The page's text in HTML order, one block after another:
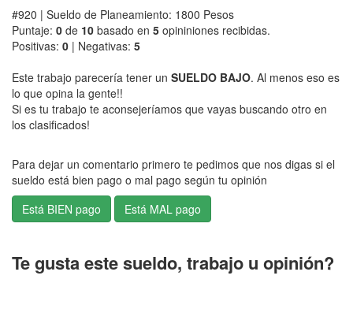
#920 | Sueldo de Planeamiento: 1800 Pesos
Puntaje: 0 de 10 basado en 5 opininiones recibidas.
Positivas: 0 | Negativas: 5
Este trabajo parecería tener un SUELDO BAJO. Al menos eso es
lo que opina la gente!!
Si es tu trabajo te aconsejeríamos que vayas buscando otro en
los clasificados!
Para dejar un comentario primero te pedimos que nos digas si el
sueldo está bien pago o mal pago según tu opinión
Te gusta este sueldo, trabajo u opinión?